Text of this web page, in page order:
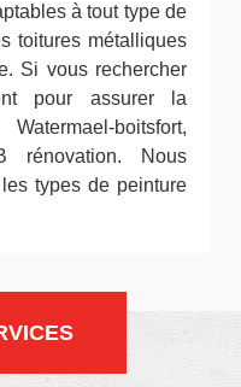
à tout type de
toitures métalliques
Si vous rechercher
pour assurer la
boitsfort,
rénovation. Nous
types de peinture